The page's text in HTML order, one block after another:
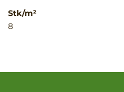
Stk/m²
8